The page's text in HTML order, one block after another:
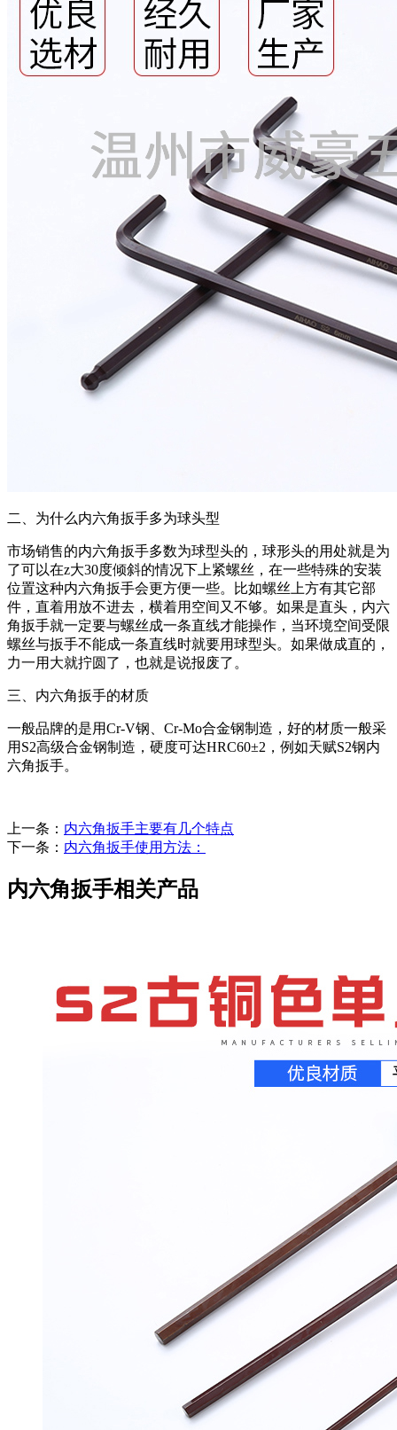
二、为什么内六角扳手多为球头型
市场销售的内六角扳手多数为球型头的，球形头的用处就是为
了可以在z大30度倾斜的情况下上紧螺丝，在一些特殊的安装
位置这种内六角扳手会更方便一些。比如螺丝上方有其它部
件，直着用放不进去，横着用空间又不够。如果是直头，内六
角扳手就一定要与螺丝成一条直线才能操作，当环境空间受限
螺丝与扳手不能成一条直线时就要用球型头。如果做成直的，
力一用大就拧圆了，也就是说报废了。
三、内六角扳手的材质
一般品牌的是用Cr-V钢、Cr-Mo合金钢制造，好的材质一般采
用S2高级合金钢制造，硬度可达HRC60±2，例如天赋S2钢内
六角扳手。
上一条： 内六角扳手主要有几个特点
下一条： 内六角扳手使用方法：
内六角扳手相关产品